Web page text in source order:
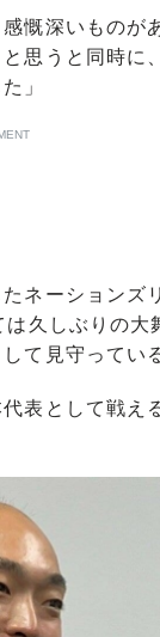
慨深いものが
思うと同時に
」
ネーションズ
久しぶりの大
て見守ってい
表として戦え